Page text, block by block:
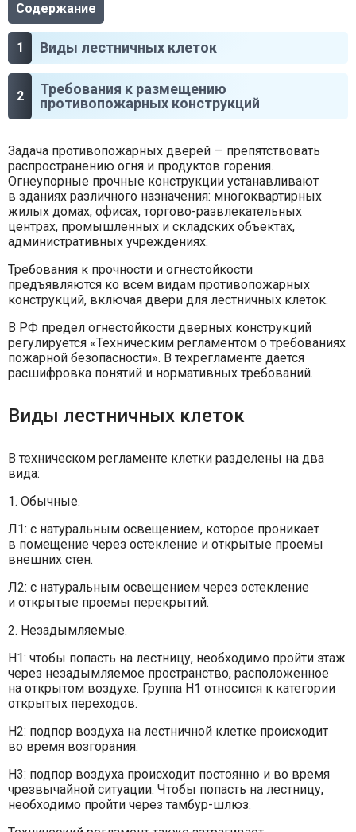
Содержание
Виды лестничных клеток
Требования к размещению
противопожарных конструкций
Задача противопожарных дверей — препятствовать
распространению огня и продуктов горения.
Огнеупорные прочные конструкции устанавливают
в зданиях различного назначения: многоквартирных
жилых домах, офисах, торгово-развлекательных
центрах, промышленных и складских объектах,
административных учреждениях.
Требования к прочности и огнестойкости
предъявляются ко всем видам противопожарных
конструкций, включая двери для лестничных клеток.
В РФ предел огнестойкости дверных конструкций
регулируется «Техническим регламентом о требованиях
пожарной безопасности». В техрегламенте дается
расшифровка понятий и нормативных требований.
Виды лестничных клеток
В техническом регламенте клетки разделены на два
вида:
1. Обычные.
Л1: с натуральным освещением, которое проникает
в помещение через остекление и открытые проемы
внешних стен.
Л2: с натуральным освещением через остекление
и открытые проемы перекрытий.
2. Незадымляемые.
Н1: чтобы попасть на лестницу, необходимо пройти этаж
через незадымляемое пространство, расположенное
на открытом воздухе. Группа Н1 относится к категории
открытых переходов.
Н2: подпор воздуха на лестничной клетке происходит
во время возгорания.
Н3: подпор воздуха происходит постоянно и во время
чрезвычайной ситуации. Чтобы попасть на лестницу,
необходимо пройти через тамбур-шлюз.